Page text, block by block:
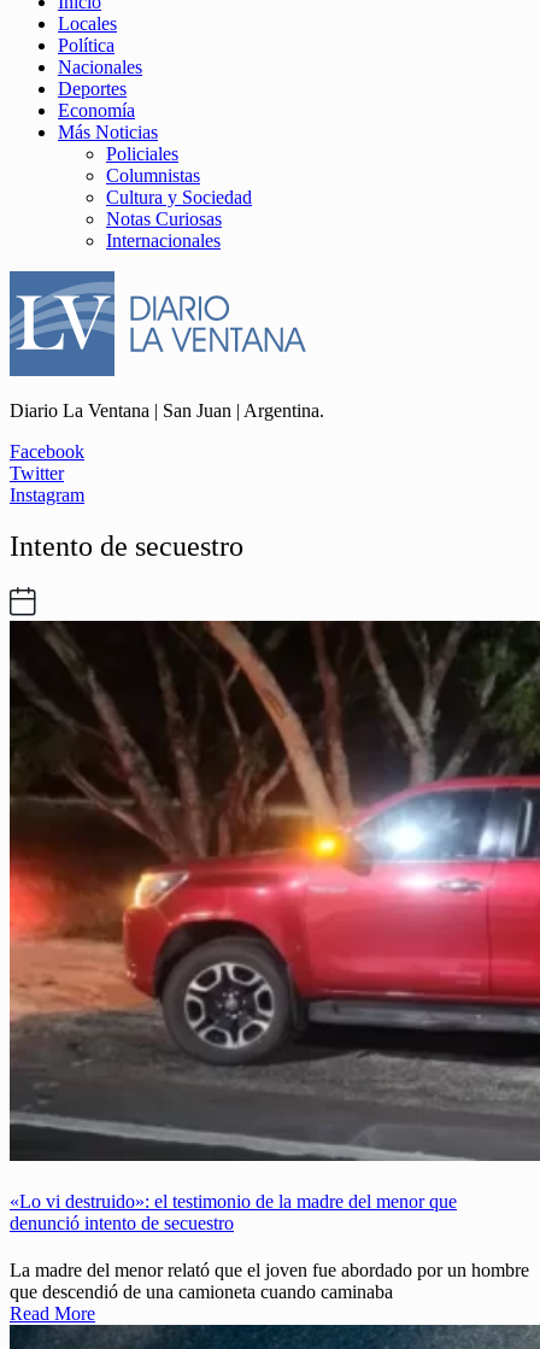
Locales
Política
Nacionales
Deportes
Economía
Más Noticias
Policiales
Columnistas
Cultura y Sociedad
Notas Curiosas
Internacionales
Diario La Ventana | San Juan | Argentina.
Facebook
Twitter
Instagram
Intento de secuestro
«Lo vi destruido»: el testimonio de la madre del menor que
denunció intento de secuestro
La madre del menor relató que el joven fue abordado por un hombre
que descendió de una camioneta cuando caminaba
Read More